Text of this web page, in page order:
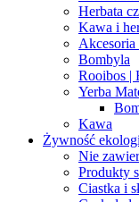
Herbata
Kawa i
Akcesoria
Bombyla
Rooibos |
Yerba
Kawa
Żywność
Nie
Produkty
Ciastka i